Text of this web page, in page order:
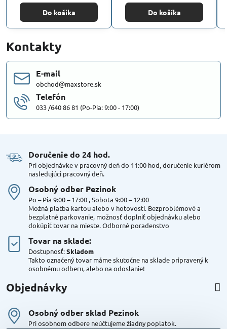
Do košíka Do košíka
Kontakty
E-mail
obchod@maxstore.sk
Telefón
033 /640 86 81 (Po-Pia: 9:00 - 17:00)
Doručenie do 24 hod​.
Pri objednávke v pracovný deň do 11:00 hod, doručenie kuriérom
nasledujúci pracovný deň.
Osobný odber Pezinok
Po – Pia 9:00 – 17:00 , Sobota 9:00 – 12:00
Možná platba kartou alebo v hotovosti. Bezproblémové a
bezplatné parkovanie, možnosť doplniť objednávku alebo
dokúpiť tovar na mieste. Odborné poradenstvo
Tovar na sklade:
Dostupnosť:Skladom
Takto označený tovar máme skutočne na sklade pripravený k
osobnému odberu, alebo na odoslanie!
Objednávky
Osobný odber sklad Pezinok
Pri osobnom odbere neúčtujeme žiadny poplatok.